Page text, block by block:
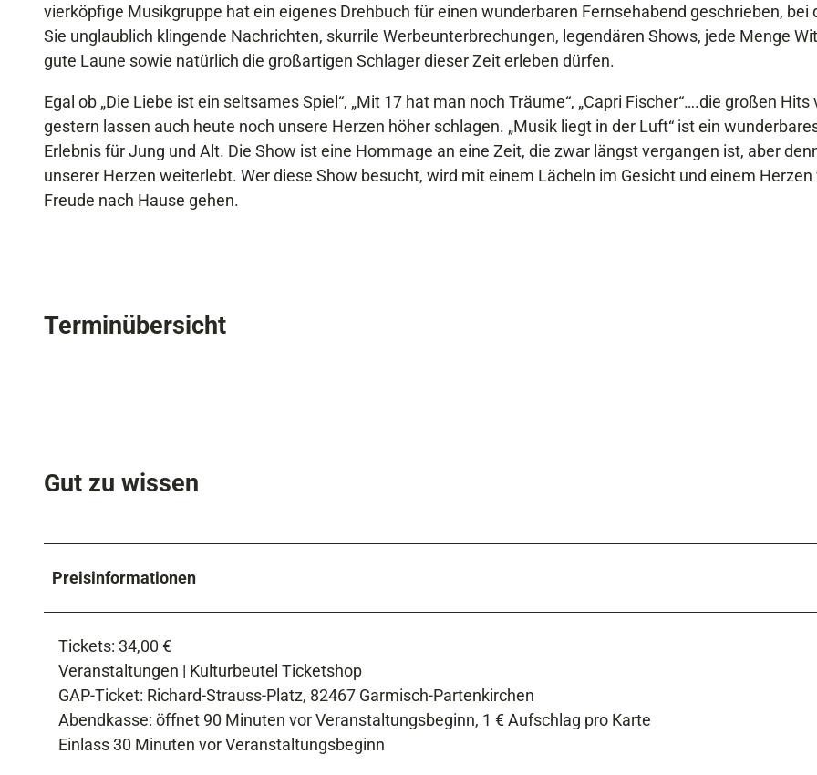
vierköpfige Musikgruppe hat ein eigenes Drehbuch für einen wunderbaren Fernsehabend geschrieben, bei
Sie unglaublich klingende Nachrichten, skurrile Werbeunterbrechungen, legendären Shows, jede Menge
gute Laune sowie natürlich die großartigen Schlager dieser Zeit erleben dürfen.
Egal ob „Die Liebe ist ein seltsames Spiel“, „Mit 17 hat man noch Träume“, „Capri Fischer“….die großen Hits
gestern lassen auch heute noch unsere Herzen höher schlagen. „Musik liegt in der Luft“ ist ein
Erlebnis für Jung und Alt. Die Show ist eine Hommage an eine Zeit, die zwar längst vergangen ist, aber
unserer Herzen weiterlebt. Wer diese Show besucht, wird mit einem Lächeln im Gesicht und einem Herzen
Freude nach Hause gehen.
Terminübersicht
Gut zu wissen
Preisinformationen
Tickets: 34,00 €
Veranstaltungen | Kulturbeutel Ticketshop
GAP-Ticket: Richard-Strauss-Platz, 82467 Garmisch-Partenkirchen
Abendkasse: öffnet 90 Minuten vor Veranstaltungsbeginn, 1 € Aufschlag pro Karte
Einlass 30 Minuten vor Veranstaltungsbeginn